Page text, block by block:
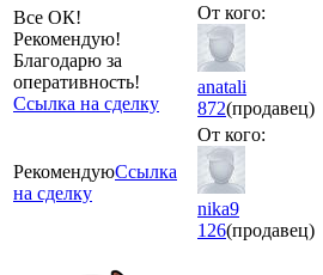
Все ОК!
Рекомендую!
Благодарю за
оперативность!
Ссылка на сделку
От кого:
anatali
872(продавец)
РекомендуюСсылка
на сделку
От кого:
nika9
126(продавец)